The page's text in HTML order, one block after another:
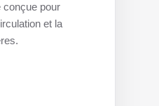
conçue pour
et la